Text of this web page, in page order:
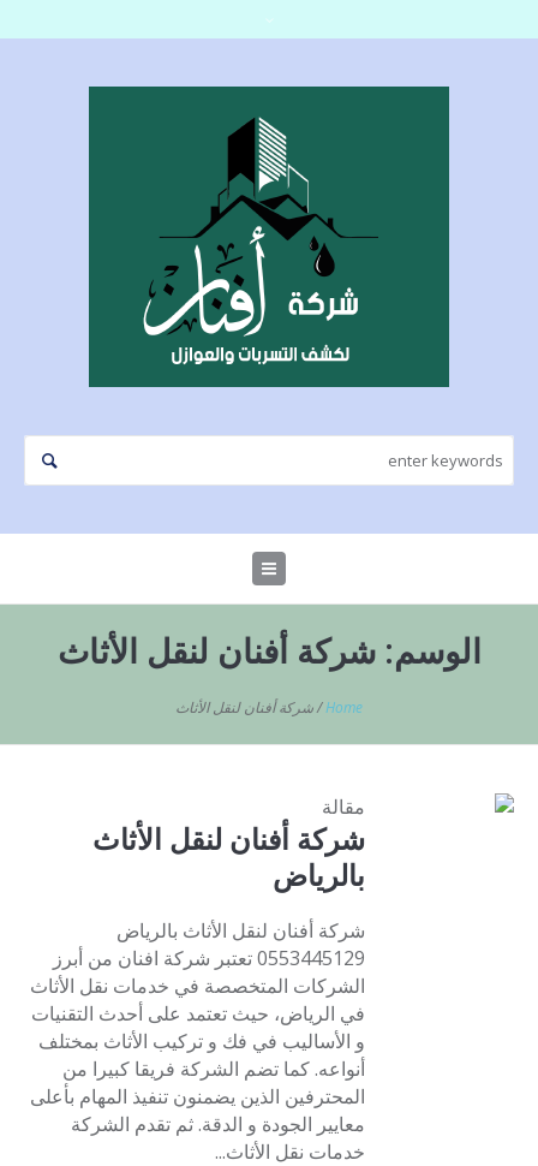
الوسم:شركة أفنان لنقل الأثاث
Home
/شركة أفنان لنقل الأثاث
مقالة
شركة أفنان لنقل الأثاث
بالرياض
شركة أفنان لنقل الأثاث بالرياض
0553445129 تعتبر شركة افنان من أبرز
الشركات المتخصصة في خدمات نقل الأثاث
في الرياض، حيث تعتمد على أحدث التقنيات
و الأساليب في فك و تركيب الأثاث بمختلف
أنواعه. كما تضم الشركة فريقا كبيرا من
المحترفين الذين يضمنون تنفيذ المهام بأعلى
معايير الجودة و الدقة. ثم تقدم الشركة
خدمات نقل الأثاث...